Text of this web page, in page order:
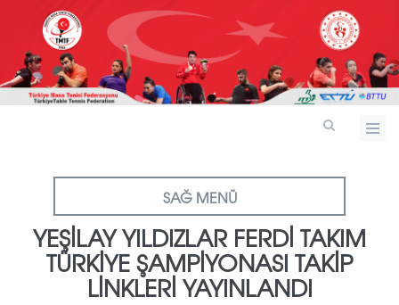
SAĞ MENÜ
YEŞILAY YILDIZLAR FERDI TAKIM
TÜRKIYE ŞAMPIYONASI TAKIP
LINKLERI YAYINLANDI